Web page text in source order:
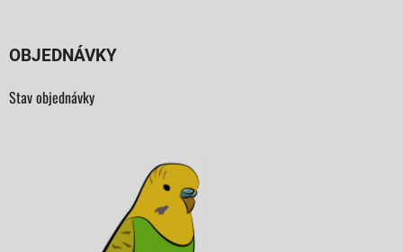
OBJEDNÁVKY
Stav objednávky